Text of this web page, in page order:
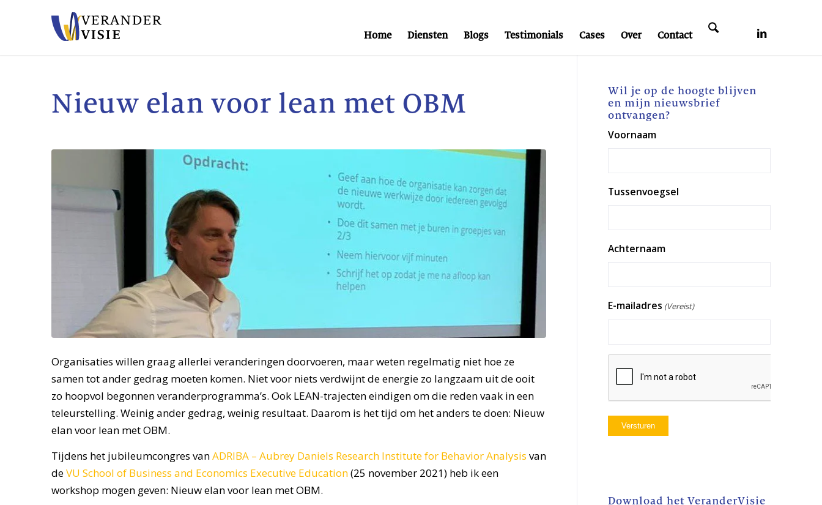
Home Diensten Blogs Testimonials Cases Over Contact
Nieuw elan voor lean met OBM
Organisaties willen graag allerlei veranderingen doorvoeren, maar weten regelmatig niet hoe ze
samen tot ander gedrag moeten komen. Niet voor niets verdwijnt de energie zo langzaam uit de ooit
zo hoopvol begonnen veranderprogramma’s. Ook LEAN-trajecten eindigen om die reden vaak in een
teleurstelling. Weinig ander gedrag, weinig resultaat. Daarom is het tijd om het anders te doen: Nieuw
elan voor lean met OBM.
Tijdens het jubileumcongres vanADRIBA – Aubrey Daniels Research Institute for Behavior Analysis van
deVU School of Business and Economics Executive Education(25 november 2021) heb ik een
workshop mogen geven: Nieuw elan voor lean met OBM.
Wil je op de hoogte blijven
en mijn nieuwsbrief
ontvangen?
Voornaam
Tussenvoegsel
Achternaam
E-mailadres (Vereist)
Download het VeranderVisie